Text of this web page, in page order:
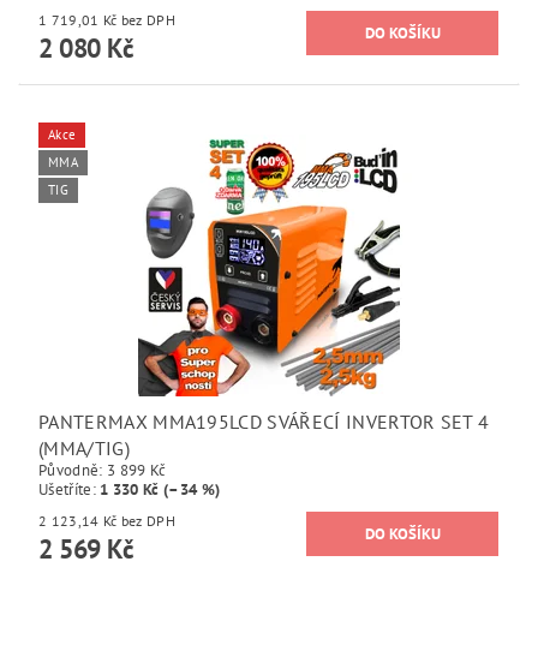
1 719,01 Kč bez DPH
2 080 Kč
Akce
MMA
TIG
PANTERMAX MMA195LCD SVÁŘECÍ INVERTOR SET 4
(MMA/TIG)
Původně: 3 899 Kč
Ušetříte: 1 330 Kč (–34 %)
2 123,14 Kč bez DPH
2 569 Kč